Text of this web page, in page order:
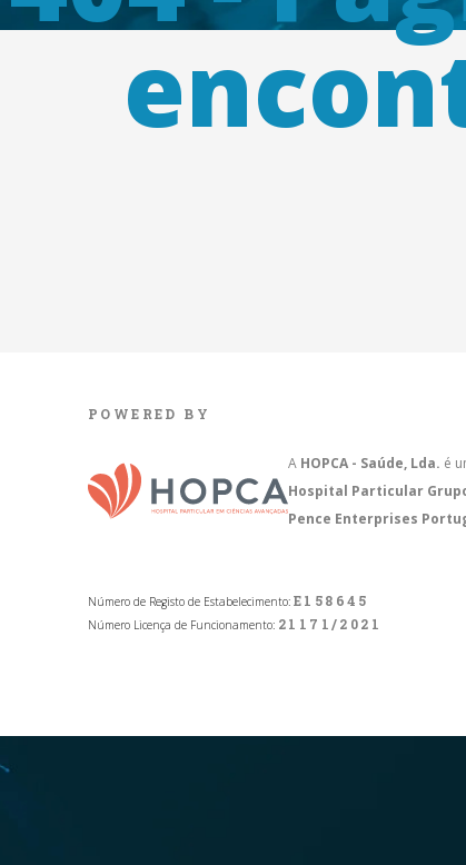
POWERED BY
A HOPCA - Saúde, Lda. é
Hospital Particular
Pence Enterprises
Número de Registo de Estabelecimento: E158645
Número Licença de Funcionamento: 21171/2021